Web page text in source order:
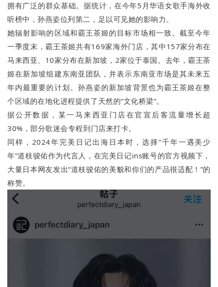
拥有广泛的群众基础。据统计，在今年5月华语女歌手海外收
听榜中，孙燕姿位列第二，足以可见她的影响力。
她辐射影响的区域和霸王茶姬的目标市场相一致。截至今年
一季度末，霸王茶姬共有169家海外门店，其中157家分布在
马来西亚、10家分布在新加坡，2家位于泰国。去年，霸王茶
姬在新加坡组建东南亚团队，并表示东南亚市场是其未来五
年内最重要的计划。孙燕姿的新加坡背景也为霸王茶姬在整
个区域的在地化进程提供了天然的“文化桥梁”。
据公开数据，某一马来西亚门店在官宣后客流量增长超
30%，部分歌迷会专程到门店来打卡。
同样，2024年完美日记出海日本时，选择“千年一遇美少
年”道枝骏佑作为代言人，在完美日记ins账号的官方视频下，
大量日本网友发出“道枝骏佑的美貌和你们的产品很适配！”的
称赞。